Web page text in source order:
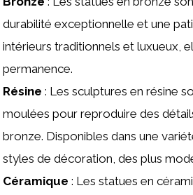
durabilité exceptionnelle et une
intérieurs traditionnels et luxueux,
permanence.
Résine : Les sculptures en résine
moulées pour reproduire des
bronze. Disponibles dans une
styles de décoration, des plus
Céramique : Les statues en